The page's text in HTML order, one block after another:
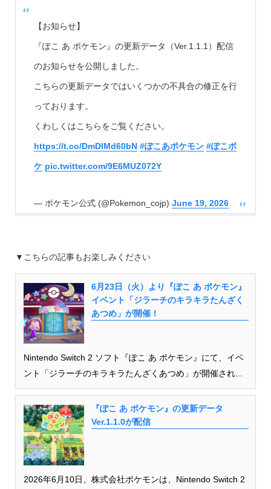
【お知らせ】
『ぽこ あ ポケモン』の更新データ（Ver.1.1.1）配信
のお知らせを公開しました。
こちらの更新データではいくつかの不具合の修正を行
っております。
くわしくはこちらをご覧ください。
https://t.co/DmDIMd60bN #ぽこあポケモン #ぽこポ
ケ pic.twitter.com/9E6MUZ072Y
— ポケモン公式 (@Pokemon_cojp) June 19, 2026
▼こちらの記事もお楽しみください
6月23日（火）より『ぽこ あ ポケモン』
イベント「ジラーチのキラキラたんざく
あつめ」が開催！
Nintendo Switch 2 ソフト『ぽこ あ ポケモン』にて、イベ
ント「ジラーチのキラキラたんざくあつめ」が開催され...
『ぽこ あ ポケモン』の更新データ
Ver.1.1.0が配信
2026年6月10日、株式会社ポケモンは、Nintendo Switch 2